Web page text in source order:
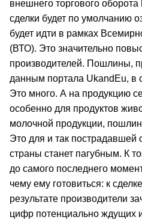
внешнего торгового
сделки будет по умолчанию
будет идти в рамках
(ВТО). Это значительно
производителей. Пошлины,
данным портала UkandEu, в
Это много. А на продукцию
особенно для продуктов
молочной продукции,
Это для и так пострадавшей
страны станет пагубным. К
до самого последнего
чему ему готовиться: к
результате производители
цифр потенциально ждущих